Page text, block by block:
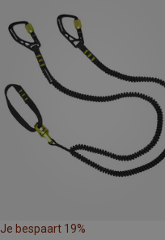
Je bespaart 19%